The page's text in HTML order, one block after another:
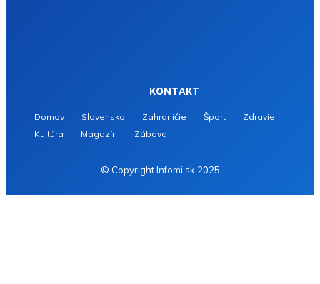
KONTAKT
Domov Slovensko Zahraničie Šport
Zdravie
Kultúra
Magazín Zábava
© Copyright Infomi.sk 2025